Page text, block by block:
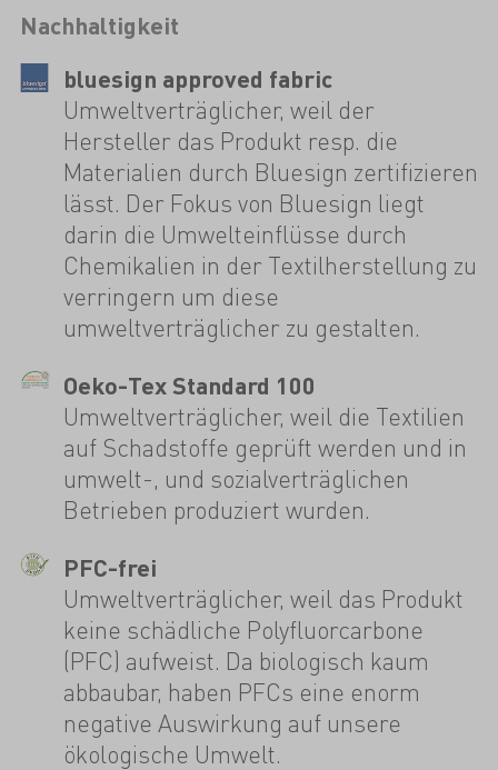
Nachhaltigkeit
bluesign approved fabric
Umweltverträglicher, weil der
Hersteller das Produkt resp. die
Materialien durch Bluesign zertifizieren
lässt. Der Fokus von Bluesign liegt
darin die Umwelteinflüsse durch
Chemikalien in der Textilherstellung zu
verringern um diese
umweltverträglicher zu gestalten.
Oeko-Tex Standard 100
Umweltverträglicher, weil die Textilien
auf Schadstoffe geprüft werden und in
umwelt-, und sozialverträglichen
Betrieben produziert wurden.
PFC-frei
Umweltverträglicher, weil das Produkt
keine schädliche Polyfluorcarbone
(PFC) aufweist. Da biologisch kaum
abbaubar, haben PFCs eine enorm
negative Auswirkung auf unsere
ökologische Umwelt.